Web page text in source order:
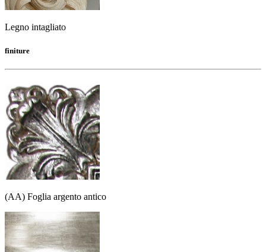
Legno intagliato
finiture
(AA) Foglia argento antico